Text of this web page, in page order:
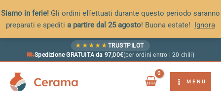
Siamo in ferie! Gli ordini effettuati durante questo periodo saranno
preparati e spediti a partire dal 25 agosto! Buona estate! Ignora
★ ★ ★ ★ ★ TRUSTPILOT
Spedizione GRATUITA da 97,00€(per ordini entro i 20 chili)
Cerama MENU